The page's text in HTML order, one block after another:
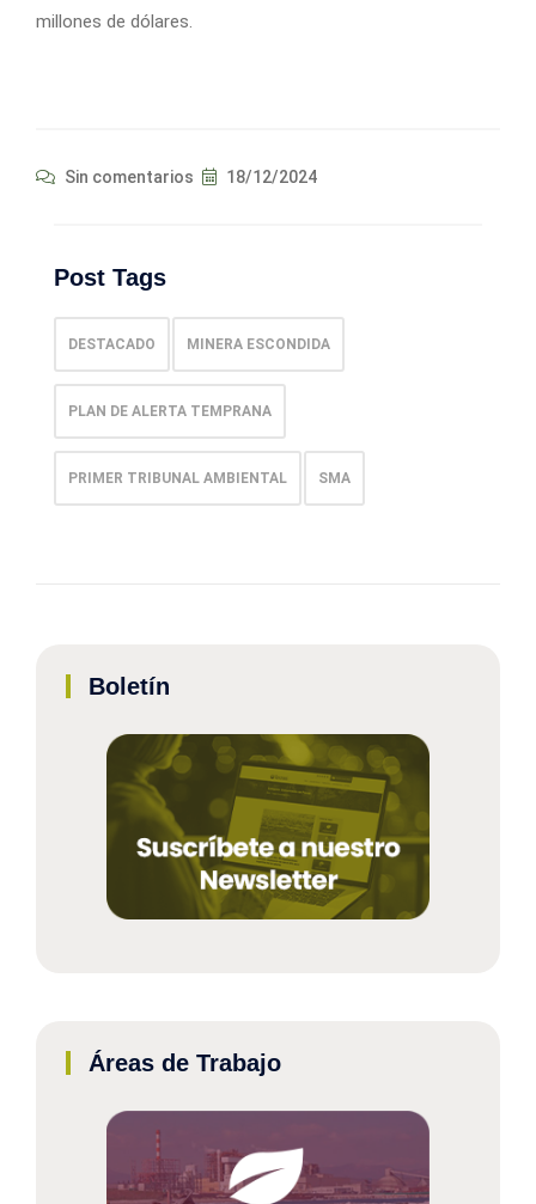
millones de dólares.
Sin comentarios 18/12/2024
Post Tags
DESTACADO MINERA ESCONDIDA
PLAN DE ALERTA TEMPRANA
PRIMER TRIBUNAL AMBIENTAL SMA
Boletín
Áreas de Trabajo